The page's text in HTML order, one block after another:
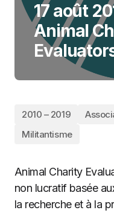
17 août
Animal
2010 – 2019
Militantisme
Animal Charity
non lucratif basée
la recherche et à la